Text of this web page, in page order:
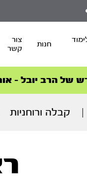
חנות
צור
קשר
סדרות
המובילה
של הרב יובל –
למהפכת
סדרות
המובילה
קבלה ורוחניות